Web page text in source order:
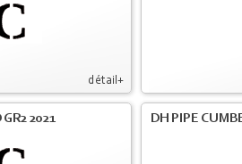
détail+
2021 DH PIPE